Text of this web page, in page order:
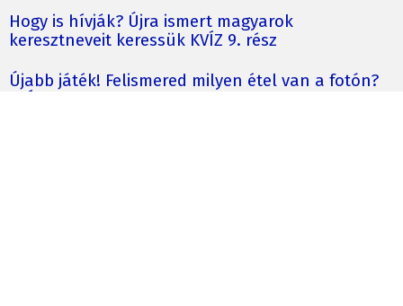
Hogy is hívják? Újra ismert magyarok
keresztneveit keressük KVÍZ 9. rész
Újabb játék! Felismered milyen étel van a fotón?